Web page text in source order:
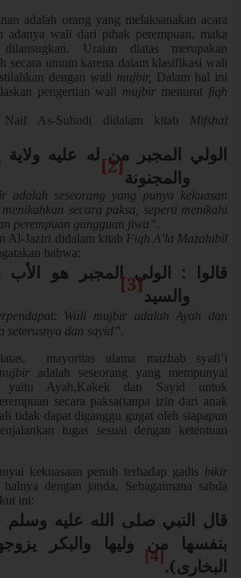
adalah orang yang melaksanakan acara
adanya wali dari pihak perempuan, maka
Uraian diatas merupakan
secara umum karena dalam klasifikasi wali
dengan wali mujbir, Dalam hal ini
pengertian wali mujbir menurut fiqh
As-Suhudi didalam kitab
Mifshal
الولي المجبر من له عليه ولاية
والمجنونة[2]
adalah seseorang yang punya kekuasan
secara paksa, seperti menikahi
perempuan gangguan jiwa”.
Jaziri didalam kitab Fiqh A’la Mazahibil
bahwa:
قالوا : الولي المجبر هو الأب
والسيد[3]
Wali mujbir adalah Ayah dan
seterusnya dan sayid”.
mayoritas ulama mazhab syafi’i
adalah seseorang yang mempunyai
yaitu Ayah,Kakek dan Sayid untuk
secara paksa(tanpa izin dari anak
tidak dapat diganggu gugat oleh siapapun
tugas sesuai dengan ketentuan
kekuasaan penuh terhadap gadis bikir
dengan janda, Sebagaimana sabda
ini:
قال النبي صلى الله عليه
بنفسها من وليها والبكر
البخارى).[4]